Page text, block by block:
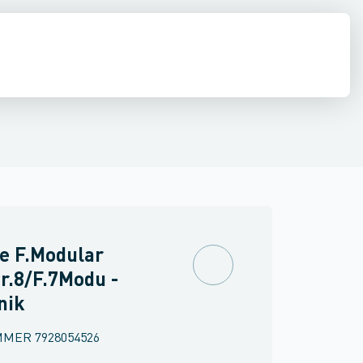
materiel
F.Modular
F.7Modu -
7928054526